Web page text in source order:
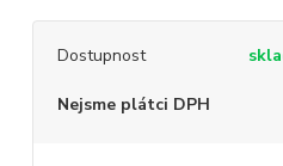
Dostupnost
Nejsme plátci DPH